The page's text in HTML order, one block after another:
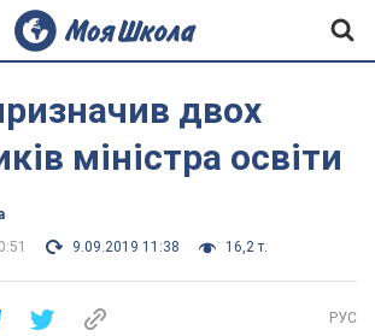
двох
міністра освіти
9.09.2019 11:38 16,2 т.
РУС